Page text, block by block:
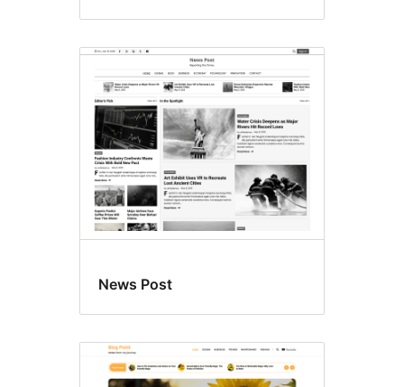
News Post